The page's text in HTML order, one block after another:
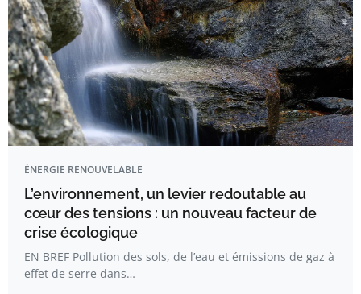
ÉNERGIE RENOUVELABLE
L’environnement, un levier redoutable au
cœur des tensions : un nouveau facteur de
crise écologique
EN BREF Pollution des sols, de l’eau et émissions de gaz à
effet de serre dans…